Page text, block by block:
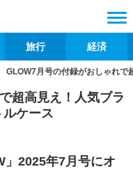
旅行 経済
GLOW7月号の付録がおしゃれで
超高見え！人気ブラ
ケース
」2025年7月号にオ